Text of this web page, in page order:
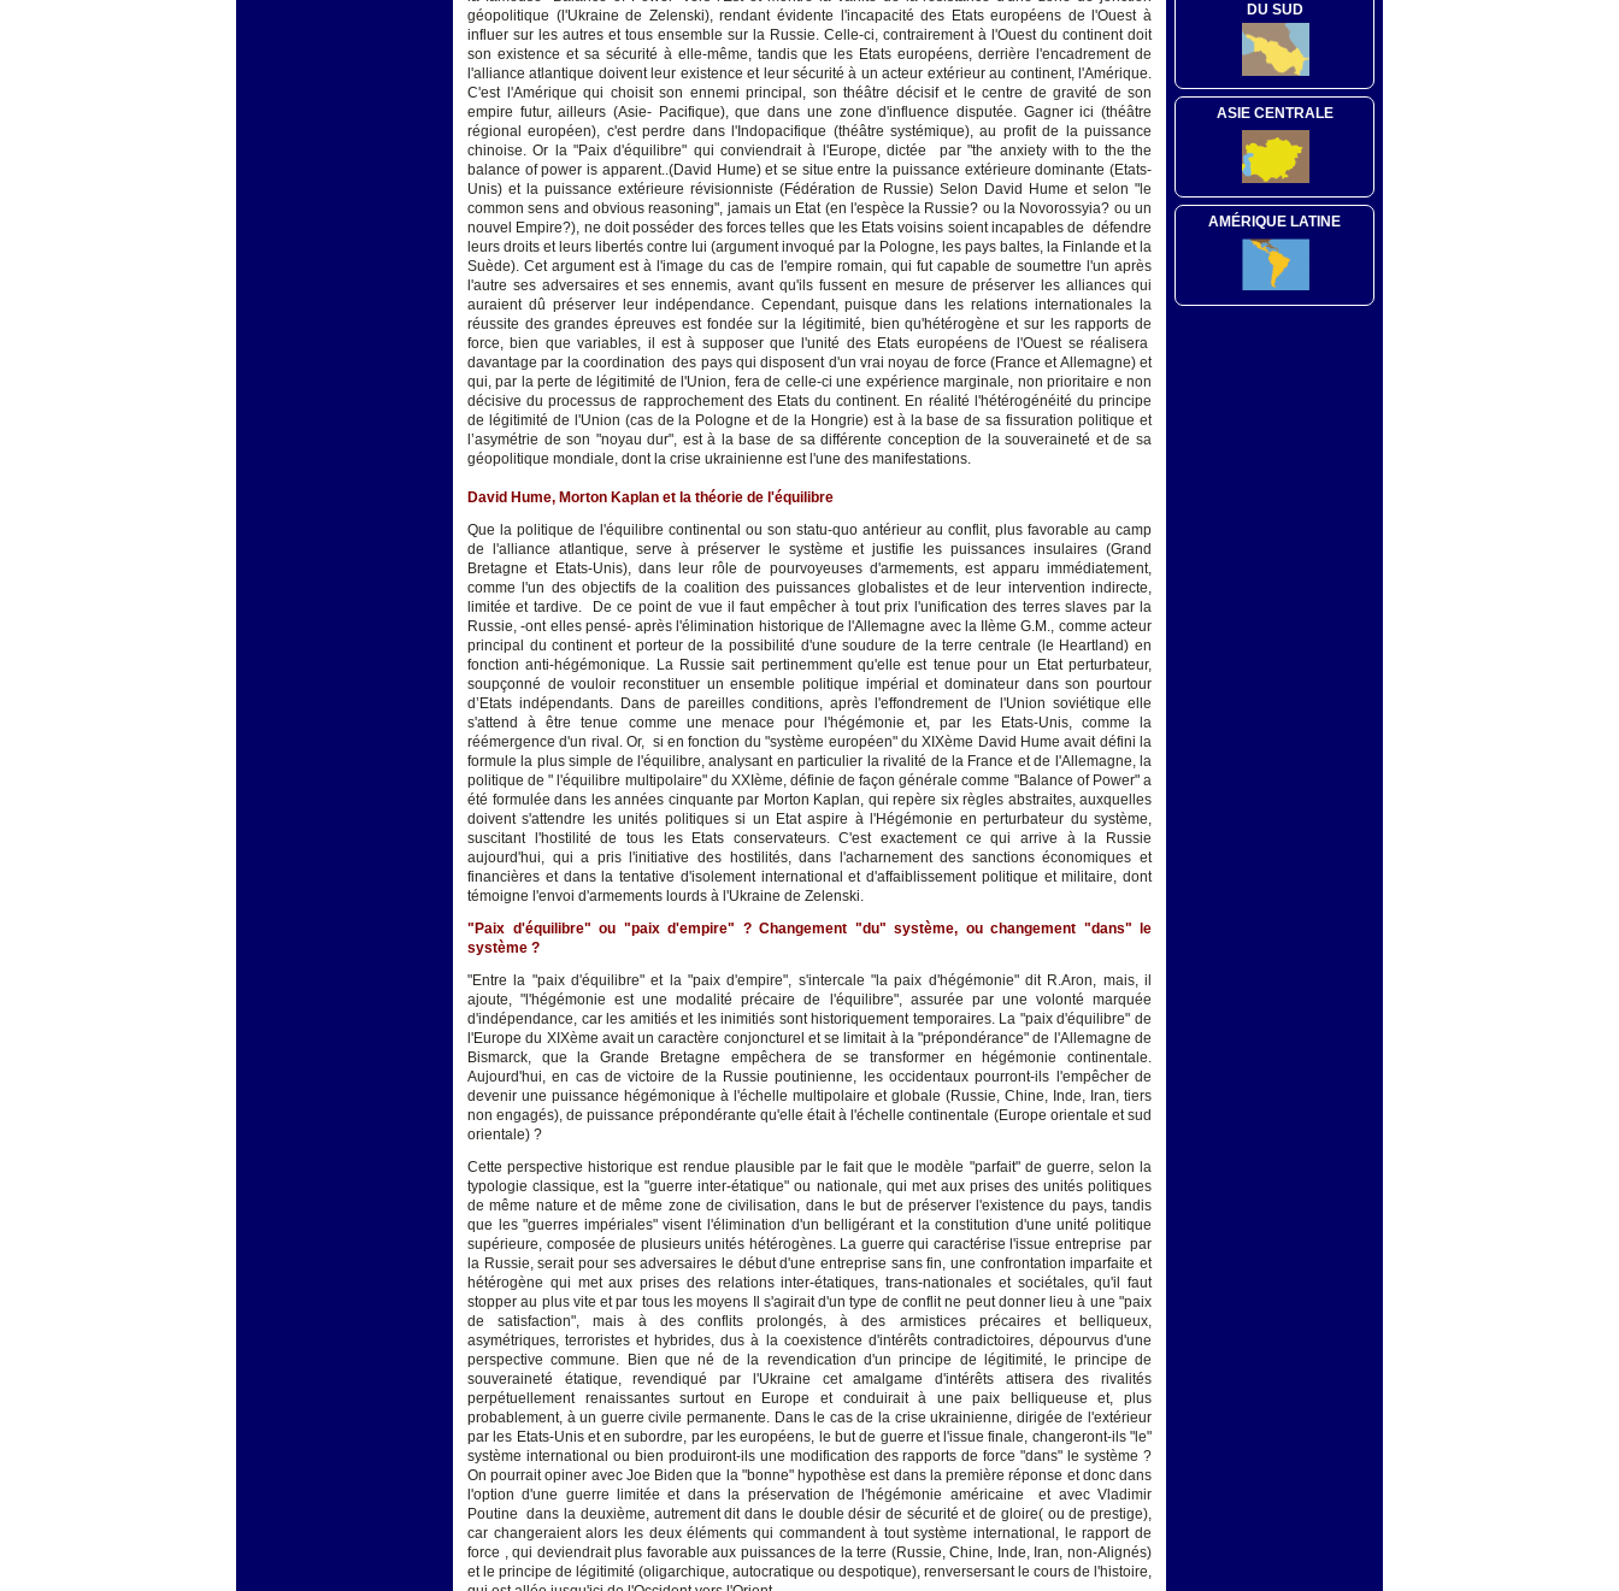
géopolitique (l'Ukraine de Zelenski), rendant évidente l'incapacité des Etats européens de l'Ouest à
influer sur les autres et tous ensemble sur la Russie. Celle-ci, contrairement à l'Ouest du continent doit
son existence et sa sécurité à elle-même, tandis que les Etats européens, derrière l'encadrement de
l'alliance atlantique doivent leur existence et leur sécurité à un acteur extérieur au continent, l'Amérique.
C'est l'Amérique qui choisit son ennemi principal, son théâtre décisif et le centre de gravité de son
empire futur, ailleurs (Asie- Pacifique), que dans une zone d'influence disputée. Gagner ici (théâtre
régional européen), c'est perdre dans l'Indopacifique (théâtre systémique), au profit de la puissance
chinoise. Or la "Paix d'équilibre" qui conviendrait à l'Europe, dictée par "the anxiety with to the the
balance of power is apparent..(David Hume) et se situe entre la puissance extérieure dominante (Etats-
Unis) et la puissance extérieure révisionniste (Fédération de Russie) Selon David Hume et selon "le
common sens and obvious reasoning", jamais un Etat (en l'espèce la Russie? ou la Novorossyia? ou un
nouvel Empire?), ne doit posséder des forces telles que les Etats voisins soient incapables de défendre
leurs droits et leurs libertés contre lui (argument invoqué par la Pologne, les pays baltes, la Finlande et la
Suède). Cet argument est à l'image du cas de l'empire romain, qui fut capable de soumettre l'un après
l'autre ses adversaires et ses ennemis, avant qu'ils fussent en mesure de préserver les alliances qui
auraient dû préserver leur indépendance. Cependant, puisque dans les relations internationales la
réussite des grandes épreuves est fondée sur la légitimité, bien qu'hétérogène et sur les rapports de
force, bien que variables, il est à supposer que l'unité des Etats européens de l'Ouest se réalisera
davantage par la coordination des pays qui disposent d'un vrai noyau de force (France et Allemagne) et
qui, par la perte de légitimité de l'Union, fera de celle-ci une expérience marginale, non prioritaire e non
décisive du processus de rapprochement des Etats du continent. En réalité l'hétérogénéité du principe
de légitimité de l'Union (cas de la Pologne et de la Hongrie) est à la base de sa fissuration politique et
l’asymétrie de son "noyau dur", est à la base de sa différente conception de la souveraineté et de sa
géopolitique mondiale, dont la crise ukrainienne est l'une des manifestations.
David Hume, Morton Kaplan et la théorie de l'équilibre
Que la politique de l'équilibre continental ou son statu-quo antérieur au conflit, plus favorable au camp
de l'alliance atlantique, serve à préserver le système et justifie les puissances insulaires (Grand
Bretagne et Etats-Unis), dans leur rôle de pourvoyeuses d'armements, est apparu immédiatement,
comme l'un des objectifs de la coalition des puissances globalistes et de leur intervention indirecte,
limitée et tardive. De ce point de vue il faut empêcher à tout prix l'unification des terres slaves par la
Russie, -ont elles pensé- après l'élimination historique de l'Allemagne avec la IIème G.M., comme acteur
principal du continent et porteur de la possibilité d'une soudure de la terre centrale (le Heartland) en
fonction anti-hégémonique. La Russie sait pertinemment qu'elle est tenue pour un Etat perturbateur,
soupçonné de vouloir reconstituer un ensemble politique impérial et dominateur dans son pourtour
d’Etats indépendants. Dans de pareilles conditions, après l'effondrement de l'Union soviétique elle
s'attend à être tenue comme une menace pour l'hégémonie et, par les Etats-Unis, comme la
réémergence d'un rival. Or, si en fonction du "système européen" du XIXème David Hume avait défini la
formule la plus simple de l'équilibre, analysant en particulier la rivalité de la France et de l'Allemagne, la
politique de " l'équilibre multipolaire" du XXIème, définie de façon générale comme "Balance of Power" a
été formulée dans les années cinquante par Morton Kaplan, qui repère six règles abstraites, auxquelles
doivent s'attendre les unités politiques si un Etat aspire à l'Hégémonie en perturbateur du système,
suscitant l'hostilité de tous les Etats conservateurs. C'est exactement ce qui arrive à la Russie
aujourd'hui, qui a pris l'initiative des hostilités, dans l'acharnement des sanctions économiques et
financières et dans la tentative d'isolement international et d'affaiblissement politique et militaire, dont
témoigne l'envoi d'armements lourds à l'Ukraine de Zelenski.
"Paix d'équilibre" ou "paix d'empire" ? Changement "du" système, ou changement "dans" le
système ?
"Entre la "paix d'équilibre" et la "paix d'empire", s'intercale "la paix d'hégémonie" dit R.Aron, mais, il
ajoute, "l'hégémonie est une modalité précaire de l'équilibre", assurée par une volonté marquée
d'indépendance, car les amitiés et les inimitiés sont historiquement temporaires. La "paix d'équilibre" de
l'Europe du XIXème avait un caractère conjoncturel et se limitait à la "prépondérance" de l'Allemagne de
Bismarck, que la Grande Bretagne empêchera de se transformer en hégémonie continentale.
Aujourd'hui, en cas de victoire de la Russie poutinienne, les occidentaux pourront-ils l'empêcher de
devenir une puissance hégémonique à l'échelle multipolaire et globale (Russie, Chine, Inde, Iran, tiers
non engagés), de puissance prépondérante qu'elle était à l'échelle continentale (Europe orientale et sud
orientale) ?
Cette perspective historique est rendue plausible par le fait que le modèle "parfait" de guerre, selon la
typologie classique, est la "guerre inter-étatique" ou nationale, qui met aux prises des unités politiques
de même nature et de même zone de civilisation, dans le but de préserver l'existence du pays, tandis
que les "guerres impériales" visent l'élimination d'un belligérant et la constitution d'une unité politique
supérieure, composée de plusieurs unités hétérogènes. La guerre qui caractérise l'issue entreprise par
la Russie, serait pour ses adversaires le début d'une entreprise sans fin, une confrontation imparfaite et
hétérogène qui met aux prises des relations inter-étatiques, trans-nationales et sociétales, qu'il faut
stopper au plus vite et par tous les moyens Il s'agirait d'un type de conflit ne peut donner lieu à une "paix
de satisfaction", mais à des conflits prolongés, à des armistices précaires et belliqueux,
asymétriques, terroristes et hybrides, dus à la coexistence d'intérêts contradictoires, dépourvus d'une
perspective commune. Bien que né de la revendication d'un principe de légitimité, le principe de
souveraineté étatique, revendiqué par l'Ukraine cet amalgame d'intérêts attisera des rivalités
perpétuellement renaissantes surtout en Europe et conduirait à une paix belliqueuse et, plus
probablement, à un guerre civile permanente. Dans le cas de la crise ukrainienne, dirigée de l'extérieur
par les Etats-Unis et en subordre, par les européens, le but de guerre et l'issue finale, changeront-ils "le"
système international ou bien produiront-ils une modification des rapports de force "dans" le système ?
On pourrait opiner avec Joe Biden que la "bonne" hypothèse est dans la première réponse et donc dans
l'option d'une guerre limitée et dans la préservation de l'hégémonie américaine et avec Vladimir
Poutine dans la deuxième, autrement dit dans le double désir de sécurité et de gloire( ou de prestige),
car changeraient alors les deux éléments qui commandent à tout système international, le rapport de
force , qui deviendrait plus favorable aux puissances de la terre (Russie, Chine, Inde, Iran, non-Alignés)
et le principe de légitimité (oligarchique, autocratique ou despotique), renversersant le cours de l'histoire,
DU SUD
ASIE CENTRALE
AMÉRIQUE LATINE